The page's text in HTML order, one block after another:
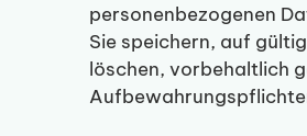
personenbezogenen
Sie speichern, auf
löschen, vorbehaltlich